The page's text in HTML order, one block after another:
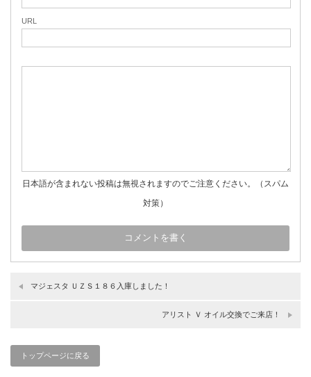
URL
日本語が含まれない投稿は無視されますのでご注意ください。（スパム
対策）
マジェスタ ＵＺＳ１８６入庫しました！
アリスト Ｖ オイル交換でご来店！
トップページに戻る